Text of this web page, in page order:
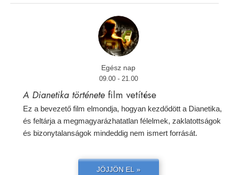
Egész nap
09.00 - 21.00
A Dianetika története film vetítése
Ez a bevezető film elmondja, hogyan kezdődött a Dianetika,
és feltárja a megmagyarázhatatlan félelmek, zaklatottságok
és bizonytalanságok mindeddig nem ismert forrását.
JÖJJÖN EL »